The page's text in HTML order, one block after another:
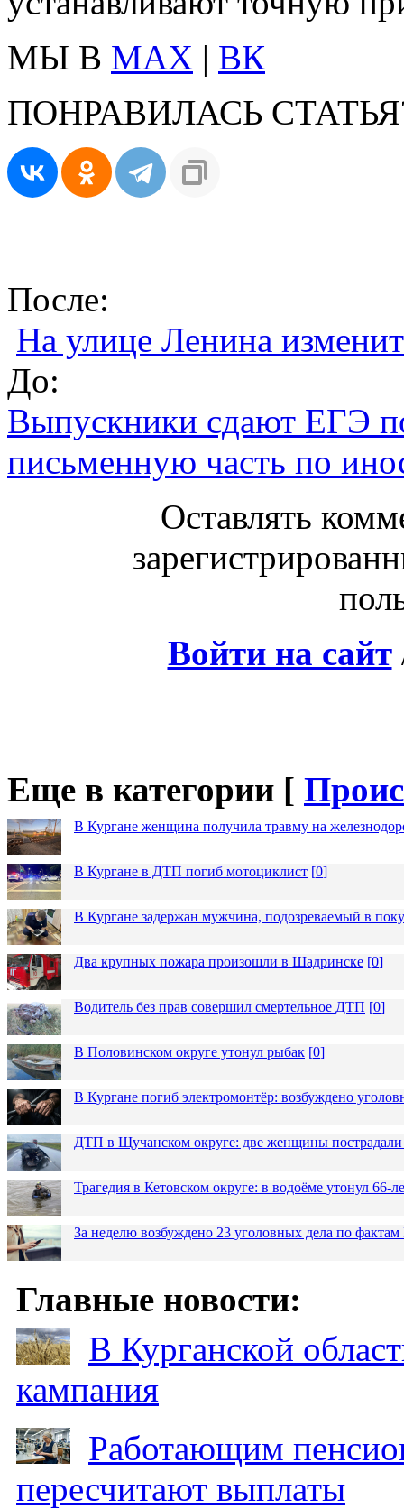
МЫ В MAX | ВК
ПОНРАВИЛАСЬ
После:
На улице Ленина
До:
Выпускники сдают ЕГЭ
письменную часть по
Оставлять
Войти на сайт
Еще в категории [
В Кургане женщина получила травму на
В Кургане в ДТП погиб мотоциклист [0]
В Кургане задержан мужчина, подозреваемый в
Два крупных пожара произошли в Шадринске [0]
Водитель без прав совершил смертельное ДТП [0]
В Половинском округе утонул рыбак [0]
В Кургане погиб электромонтёр: возбуждено
ДТП в Щучанском округе: две женщины пострадали
Трагедия в Кетовском округе: в водоёме утонул 66-
За неделю возбуждено 23 уголовных дела по
Главные новости:
В Курганской
кампания
Работающим
пересчитают выплаты